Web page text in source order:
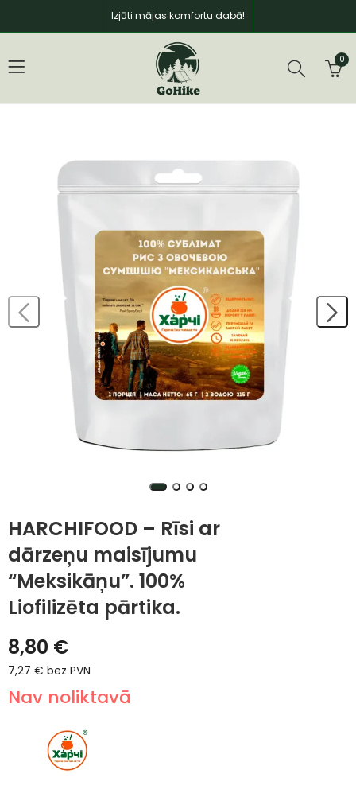
Izjūti mājas komfortu dabā!
0
HARCHIFOOD – Rīsi ar
dārzeņu maisījumu
“Meksikāņu”. 100%
Liofilizēta pārtika.
8,80 €
7,27 € bez PVN
Nav noliktavā